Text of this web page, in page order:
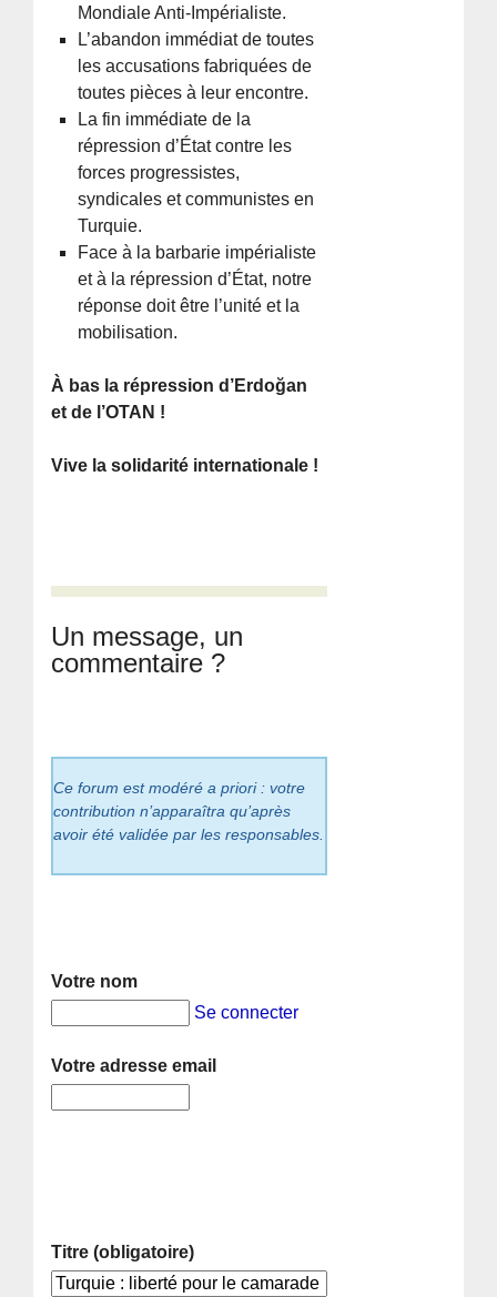
Mondiale Anti-Impérialiste.
L’abandon immédiat de toutes
les accusations fabriquées de
toutes pièces à leur encontre.
La fin immédiate de la
répression d’État contre les
forces progressistes,
syndicales et communistes en
Turquie.
Face à la barbarie impérialiste
et à la répression d’État, notre
réponse doit être l’unité et la
mobilisation.
À bas la répression d’Erdoğan
et de l’OTAN !
Vive la solidarité internationale !
Un message, un
commentaire ?
Ce forum est modéré a priori : votre
contribution n’apparaîtra qu’après
avoir été validée par les responsables.
Votre nom
Se connecter
Votre adresse email
Titre (obligatoire)